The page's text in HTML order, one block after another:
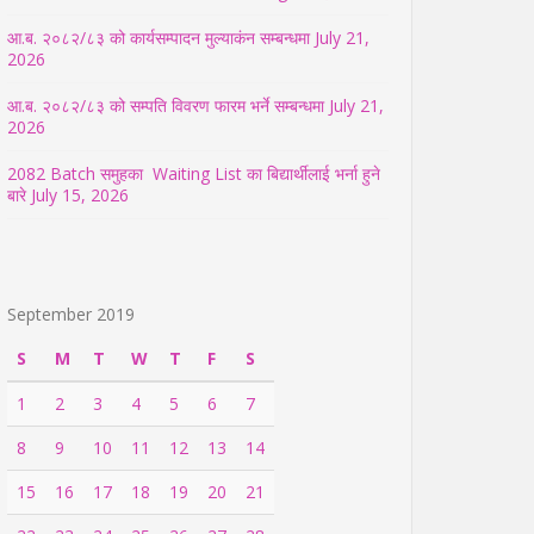
आ.ब. २०८२/८३ को कार्यसम्पादन मुल्याकंन सम्बन्धमा July 21,
2026
आ.ब. २०८२/८३ को सम्पति विवरण फारम भर्ने सम्बन्धमा July 21,
2026
2082 Batch समुहका Waiting List का बिद्यार्थीलाई भर्ना हुने
बारे July 15, 2026
September 2019
S
M T W T F
S
1
2 3 4 5 6
7
8
9 10 11 12 13
14
15
16 17 18 19 20
21